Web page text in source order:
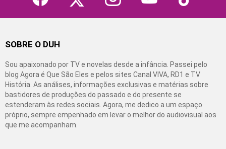
SOBRE O DUH
Sou apaixonado por TV e novelas desde a infância. Passei pelo
blog Agora é Que São Eles e pelos sites Canal VIVA, RD1 e TV
História. As análises, informações exclusivas e matérias sobre
bastidores de produções do passado e do presente se
estenderam às redes sociais. Agora, me dedico a um espaço
próprio, sempre empenhado em levar o melhor do audiovisual aos
que me acompanham.